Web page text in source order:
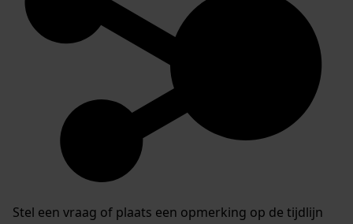
Stel een vraag of plaats een opmerking op de tijdlijn